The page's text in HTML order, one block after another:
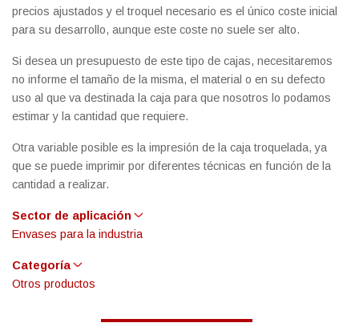
precios ajustados y el troquel necesario es el único coste inicial
para su desarrollo, aunque este coste no suele ser alto.
Si desea un presupuesto de este tipo de cajas, necesitaremos
no informe el tamaño de la misma, el material o en su defecto
uso al que va destinada la caja para que nosotros lo podamos
estimar y la cantidad que requiere.
Otra variable posible es la impresión de la caja troquelada, ya
que se puede imprimir por diferentes técnicas en función de la
cantidad a realizar.
Sector de aplicación
Envases para la industria
Categoría
Otros productos